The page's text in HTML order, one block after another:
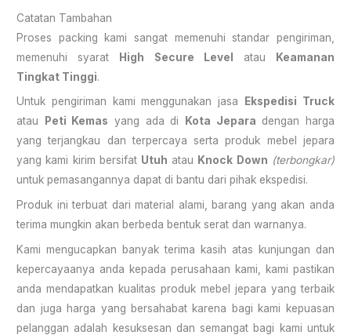
Catatan Tambahan
Proses packing kami sangat memenuhi standar pengiriman,
memenuhi syarat
High Secure Level atau
Keamanan
Tingkat Tinggi.
Untuk pengiriman kami menggunakan jasa
Ekspedisi Truck
atau
Peti Kemas yang ada di Kota Jepara dengan harga
yang terjangkau dan terpercaya serta produk mebel jepara
yang kami kirim bersifat Utuh atau Knock Down (terbongkar)
untuk pemasangannya dapat di bantu dari pihak ekspedisi.
Produk ini terbuat dari material alami, barang yang akan anda
terima mungkin akan berbeda bentuk serat dan warnanya.
Kami mengucapkan banyak terima kasih atas kunjungan dan
kepercayaanya anda kepada perusahaan kami, kami pastikan
anda mendapatkan kualitas produk mebel jepara yang terbaik
dan juga harga yang bersahabat karena bagi kami kepuasan
pelanggan adalah kesuksesan dan semangat bagi kami untuk